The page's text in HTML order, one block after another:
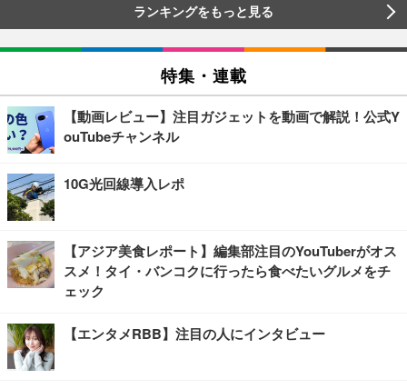
ランキングをもっと見る
特集・連載
【動画レビュー】注目ガジェットを動画で解説！公式Y
ouTubeチャンネル
10G光回線導入レポ
【アジア美食レポート】編集部注目のYouTuberがオス
スメ！タイ・バンコクに行ったら食べたいグルメをチ
ェック
【エンタメRBB】注目の人にインタビュー